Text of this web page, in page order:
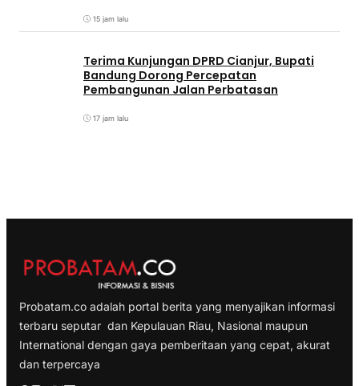
15 jam lalu
Terima Kunjungan DPRD Cianjur, Bupati
Bandung Dorong Percepatan
Pembangunan Jalan Perbatasan
17 jam lalu
Probatam.co adalah portal berita yang menyajikan informasi
terbaru seputar dan Kepulauan Riau, Nasional maupun
International dengan gaya pemberitaan yang cepat, akurat
dan terpercaya